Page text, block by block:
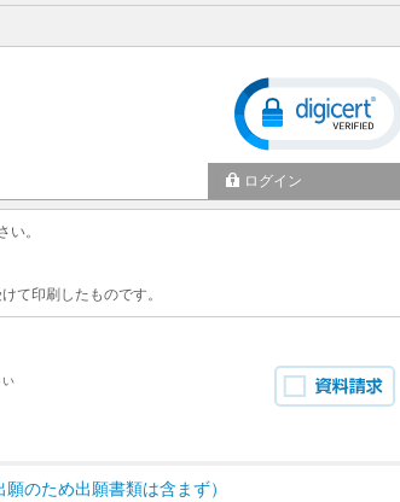
ログイン
。
て印刷したものです。
い
のため出願書類は含まず）